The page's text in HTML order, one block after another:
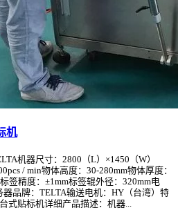
机
机器尺寸：2800（L）×1450（W）
/ min物体高度：30-280mm物体厚度：
签精度：±1mm标签辊外径：320mm电
品牌：TELTA输送电机：HY（台湾）特
式贴标机详细产品描述：机器...